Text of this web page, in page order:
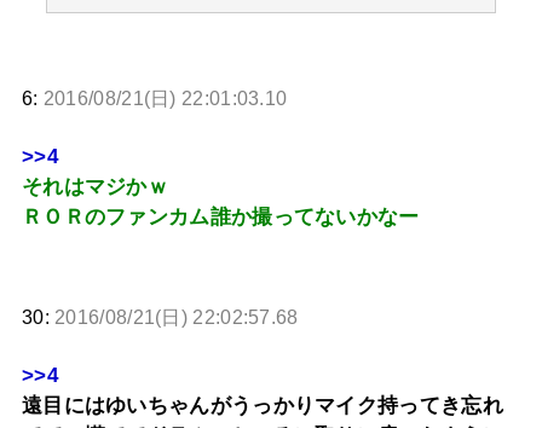
6: 2016/08/21(日) 22:01:03.10
>>4
それはマジかｗ
ＲＯＲのファンカム誰か撮ってないかなー
30: 2016/08/21(日) 22:02:57.68
>>4
遠目にはゆいちゃんがうっかりマイク持ってき忘れ